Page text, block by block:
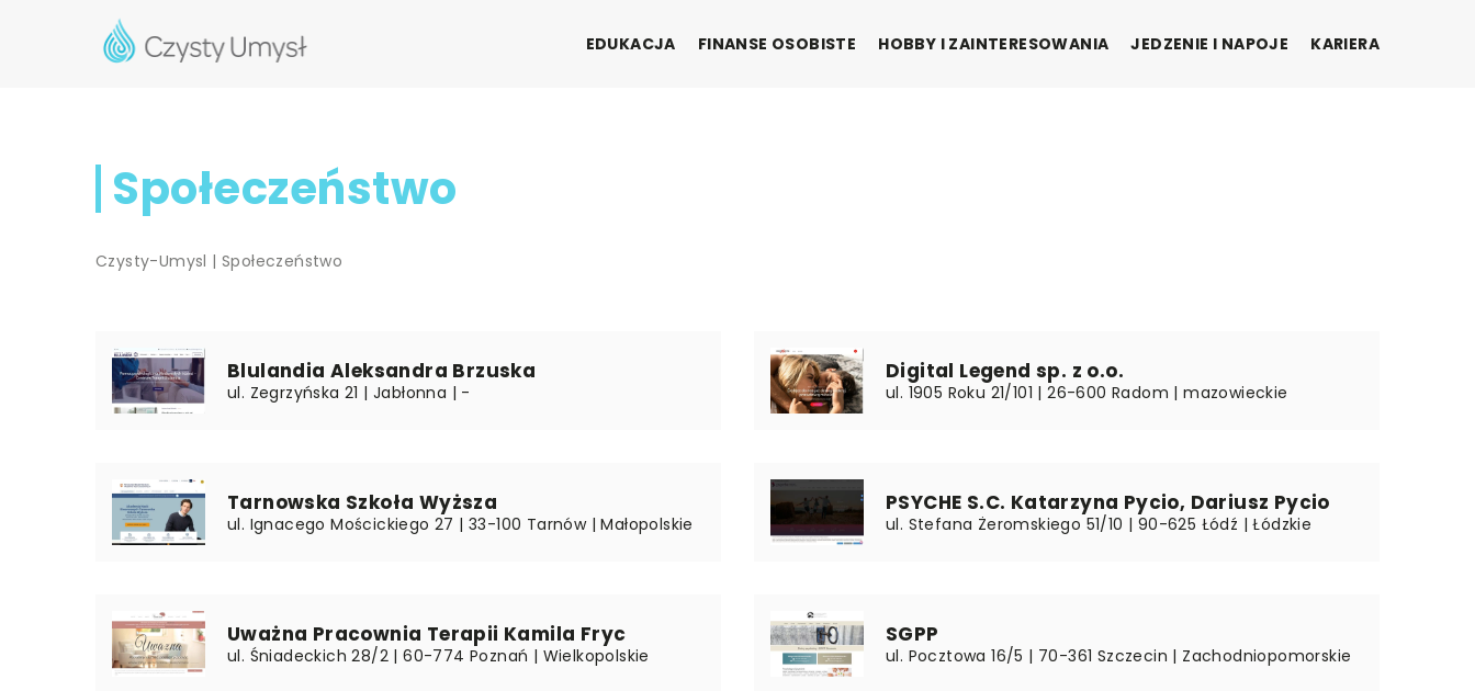
EDUKACJA FINANSE OSOBISTE HOBBY I ZAINTERESOWANIA JEDZENIE I NAPOJE KARIERA
Społeczeństwo
Czysty-Umysl |Społeczeństwo
Blulandia Aleksandra Brzuska
ul. Zegrzyńska 21 | Jabłonna | -
Digital Legend sp. z o.o.
ul. 1905 Roku 21/101 | 26-600 Radom | mazowieckie
Tarnowska Szkoła Wyższa
ul. Ignacego Mościckiego 27 | 33-100 Tarnów | Małopolskie
PSYCHE S.C. Katarzyna Pycio, Dariusz Pycio
ul. Stefana Żeromskiego 51/10 | 90-625 Łódź | Łódzkie
Uważna Pracownia Terapii Kamila Fryc
ul. Śniadeckich 28/2 | 60-774 Poznań | Wielkopolskie
SGPP
ul. Pocztowa 16/5 | 70-361 Szczecin | Zachodniopomorskie